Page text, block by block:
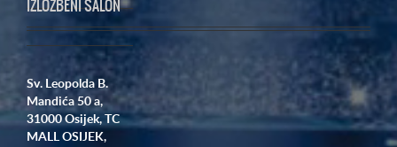
IZLOŽBENI SALON
Sv. Leopolda B.
Mandića 50 a,
31000 Osijek, TC
MALL OSIJEK,